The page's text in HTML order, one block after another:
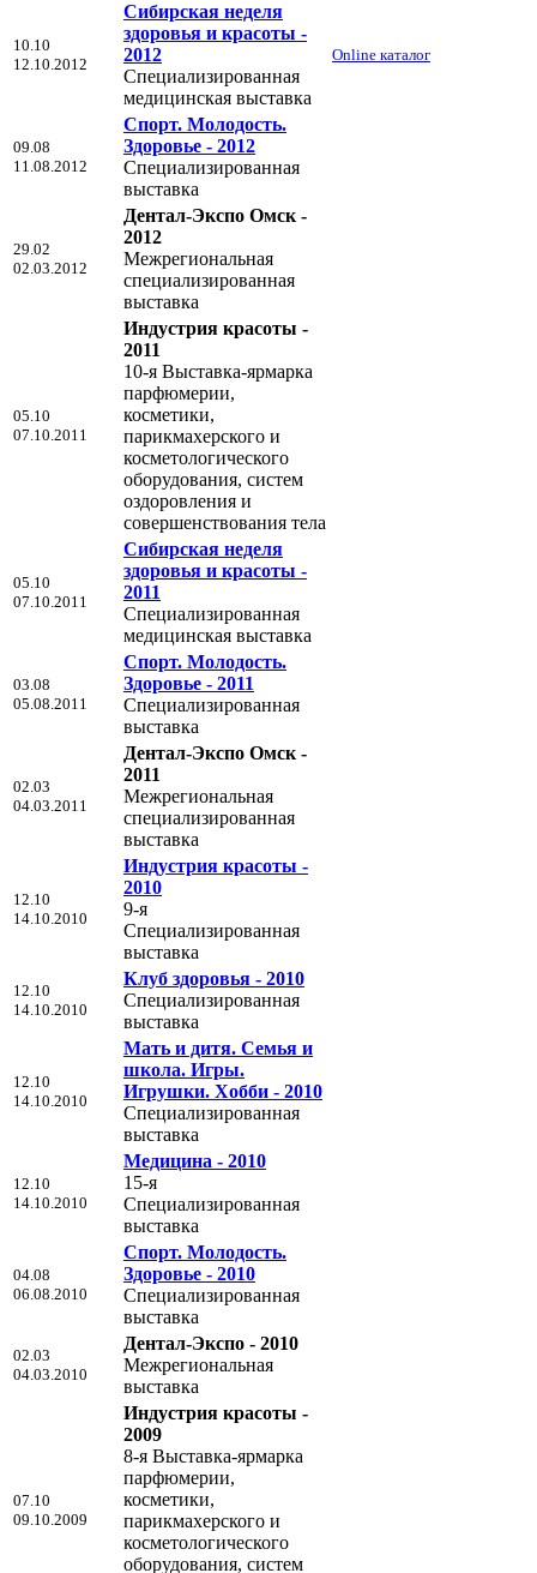
10.10
12.10.2012
Сибирская неделя
здоровья и красоты -
2012
Специализированная
медицинская выставка
Online каталог
09.08
11.08.2012
Спорт. Молодость.
Здоровье - 2012
Специализированная
выставка
29.02
02.03.2012
Дентал-Экспо Омск -
2012
Межрегиональная
специализированная
выставка
05.10
07.10.2011
Индустрия красоты -
2011
10-я Выставка-ярмарка
парфюмерии,
косметики,
парикмахерского и
косметологического
оборудования, систем
оздоровления и
совершенствования тела
05.10
07.10.2011
Сибирская неделя
здоровья и красоты -
2011
Специализированная
медицинская выставка
03.08
05.08.2011
Спорт. Молодость.
Здоровье - 2011
Специализированная
выставка
02.03
04.03.2011
Дентал-Экспо Омск -
2011
Межрегиональная
специализированная
выставка
12.10
14.10.2010
Индустрия красоты -
2010
9-я
Специализированная
выставка
12.10
14.10.2010
Клуб здоровья - 2010
Специализированная
выставка
12.10
14.10.2010
Мать и дитя. Семья и
школа. Игры.
Игрушки. Хобби - 2010
Специализированная
выставка
12.10
14.10.2010
Медицина - 2010
15-я
Специализированная
выставка
04.08
06.08.2010
Спорт. Молодость.
Здоровье - 2010
Специализированная
выставка
02.03
04.03.2010
Дентал-Экспо - 2010
Межрегиональная
выставка
07.10
09.10.2009
Индустрия красоты -
2009
8-я Выставка-ярмарка
парфюмерии,
косметики,
парикмахерского и
косметологического
оборудования, систем